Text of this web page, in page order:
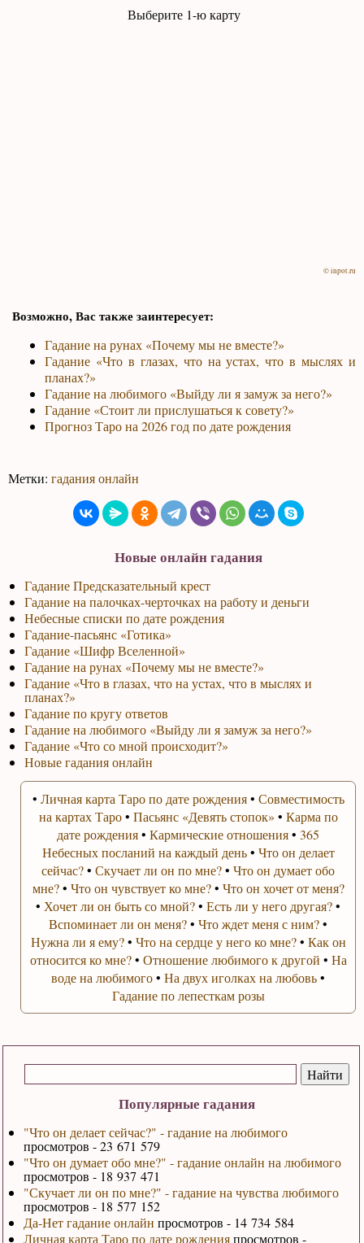
Популярные гадания
"Что он делает сейчас?" - гадание на любимого
просмотров - 23 671 579
"Что он думает обо мне?" - гадание онлайн на любимого
просмотров - 18 937 471
"Скучает ли он по мне?" - гадание на чувства любимого
просмотров - 18 577 152
Да-Нет гадание онлайн просмотров - 14 734 584
Личная карта Таро по дате рожденияпросмотров -
Выберите 1-ю карту
© inpot.ru
Возможно, Вас также заинтересует:
Гадание на рунах «Почему мы не вместе?»
Гадание «Что в глазах, что на устах, что в мыслях и
планах?»
Гадание на любимого «Выйду ли я замуж за него?»
Гадание «Стоит ли прислушаться к совету?»
Прогноз Таро на 2026 год по дате рождения
Метки:гадания онлайн
Новые онлайн гадания
Гадание Предсказательный крест
Гадание на палочках-черточках на работу и деньги
Небесные списки по дате рождения
Гадание-пасьянс «Готика»
Гадание «Шифр Вселенной»
Гадание на рунах «Почему мы не вместе?»
Гадание «Что в глазах, что на устах, что в мыслях и
планах?»
Гадание по кругу ответов
Гадание на любимого «Выйду ли я замуж за него?»
Гадание «Что со мной происходит?»
Новые гадания онлайн
• Личная карта Таро по дате рождения• Совместимость
на картах Таро• Пасьянс «Девять стопок» • Карма по
дате рождения•Кармические отношения•365
Небесных посланий на каждый день• Что он делает
сейчас?•Скучает ли он по мне?•Что он думает обо
мне?• Что он чувствует ко мне?• Что он хочет от меня?
• Хочет ли он быть со мной?•Есть ли у него другая?•
Вспоминает ли он меня?•Что ждет меня с ним?•
Нужна ли я ему?• Что на сердце у него ко мне?• Как он
относится ко мне?• Отношение любимого к другой • На
воде на любимого•На двух иголках на любовь•
Гадание по лепесткам розы